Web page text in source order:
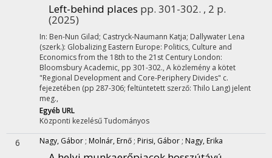
Left-behind places pp. 301-302. , 2 p.
(2025)
In: Ben-Nun Gilad; Castryck-Naumann Katja; Dallywater Lena
(szerk.): Globalizing Eastern Europe: Politics, Culture and
Economics from the 18th to the 21st Century London:
Bloomsbury Academic, pp 301-302., A közlemény a kötet
"Regional Development and Core-Periphery Divides" c.
fejezetében (pp 287-306; feltüntetett szerző: Thilo Lang) jelent
meg.,
Egyéb URL
Központi kezelésűTudományos
6 Nagy, Gábor ; Molnár, Ernő ; Pirisi, Gábor ; Nagy, Erika